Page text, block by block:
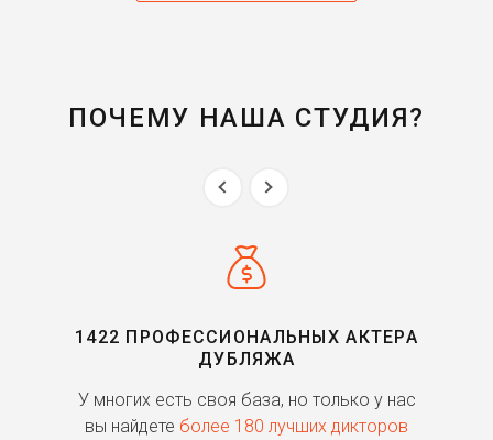
ПОЧЕМУ НАША СТУДИЯ?
1422 ПРОФЕССИОНАЛЬНЫХ АКТЕРА
ДУБЛЯЖА
У многих есть своя база, но только у нас
вы найдете более 180 лучших дикторов